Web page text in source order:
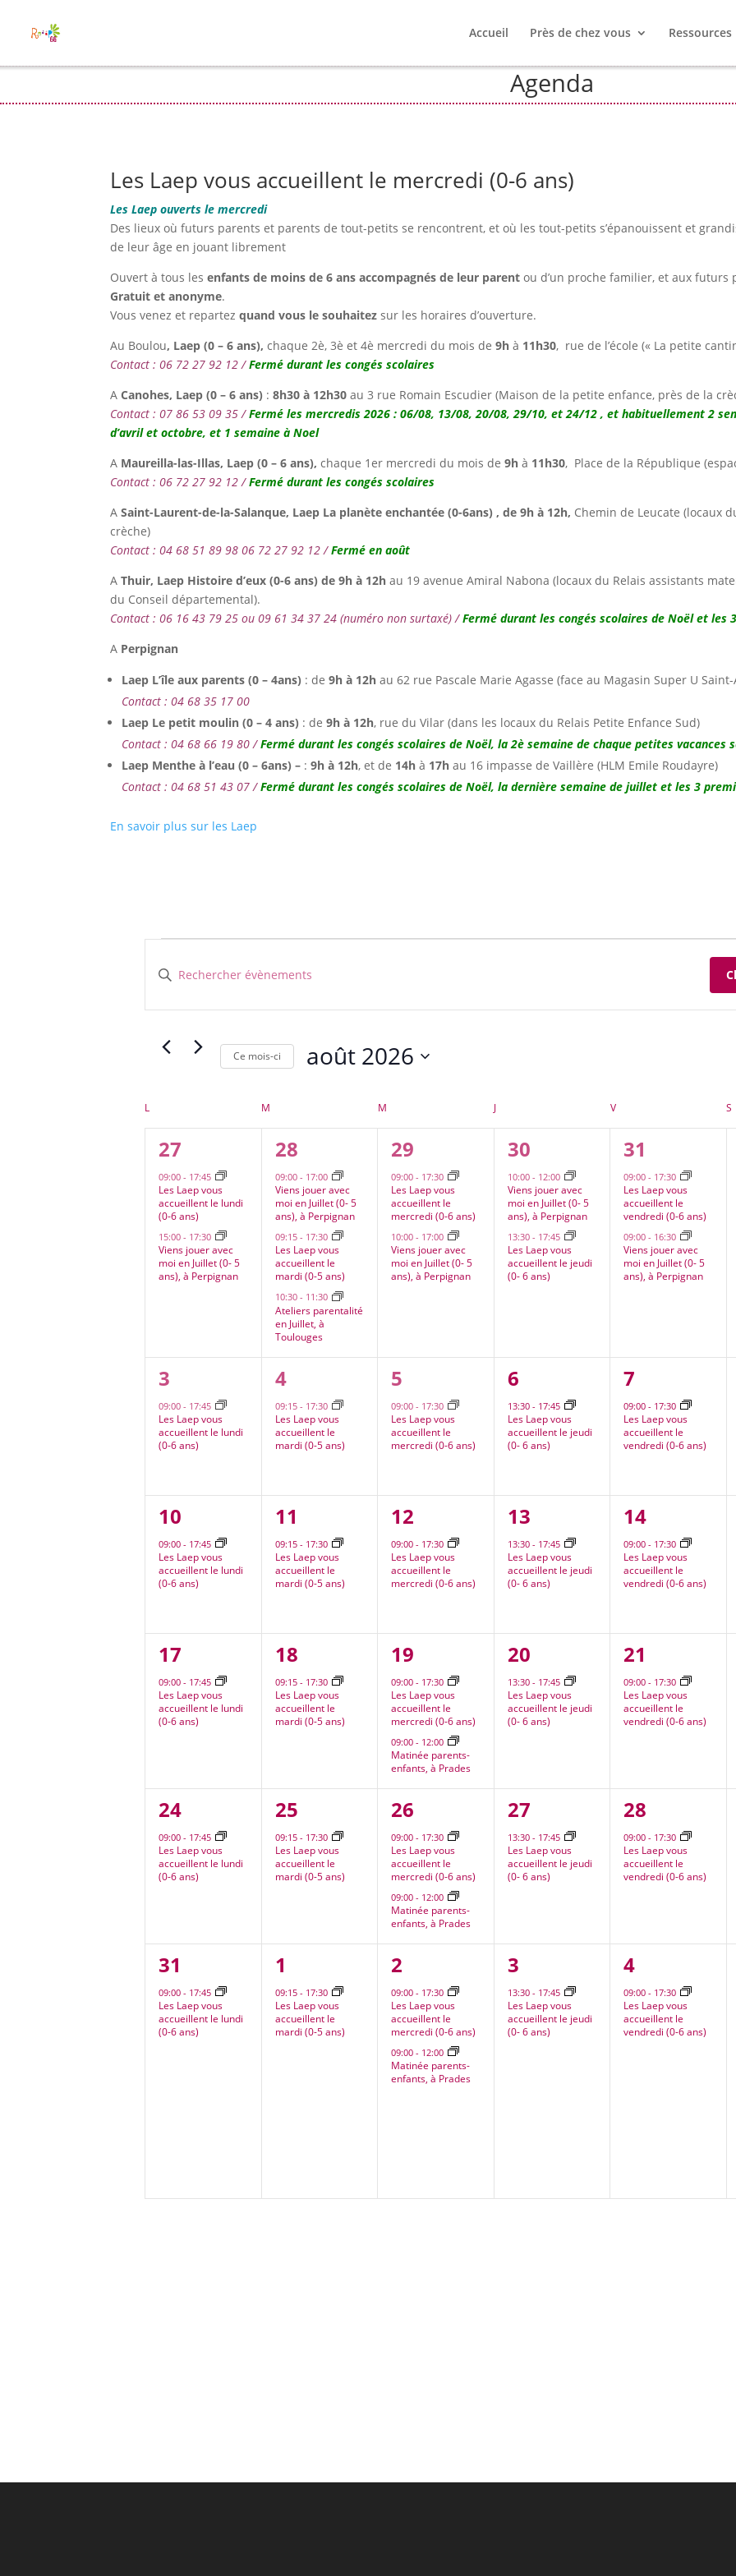
Accueil Près de chez vous Ressources
Agenda
Les Laep vous accueillent le mercredi (0-6 ans)
Les Laep ouverts le mercredi
Des lieux où futurs parents et parents de tout-petits se rencontrent, et où les tout-petits s’épanouissent et
de leur âge en jouant librement
Ouvert à tous les enfants de moins de 6 ans accompagnés de leur parent ou d’un proche familier, et aux futurs
Gratuit et anonyme.
Vous venez et repartezquand vous le souhaitez sur les horaires d’ouverture.
Au Boulou, Laep (0 – 6 ans),chaque 2è, 3è et 4è mercredi du mois de9hà 11h30, rue de l’école (« La petite
Contact : 06 72 27 92 12 /Fermé durant les congés scolaires
ACanohes, Laep (0 – 6 ans) :8h30à 12h30 au 3 rue Romain Escudier (Maison de la petite enfance, près de la
Contact : 07 86 53 09 35 /Fermé les mercredis 2026 : 06/08, 13/08, 20/08, 29/10, et 24/12 , et habituellement 2
d’avril et octobre, et 1 semaine à Noel
A Maureilla-las-Illas, Laep (0 – 6 ans),chaque 1er mercredi du mois de9hà 11h30, Place de la République
Contact : 06 72 27 92 12 /Fermé durant les congés scolaires
ASaint-Laurent-de-la-Salanque, Laep La planète enchantée (0-6ans) , de 9h à 12h, Chemin de Leucate (locaux
crèche)
Contact : 04 68 51 89 98 06 72 27 92 12 /Fermé en août
AThuir, Laep Histoire d’eux (0-6 ans) de 9h à 12h au 19 avenue Amiral Nabona (locaux du Relais assistants
du Conseil départemental).
Contact : 06 16 43 79 25 ou 09 61 34 37 24 (numéro non surtaxé) /Fermé durant les congés scolaires de Noël et les
A Perpignan
Laep L’île aux parents (0 – 4ans) : de 9h à 12h au 62 rue Pascale Marie Agasse (face au Magasin Super U Saint-
Contact : 04 68 35 17 00
Laep Le petit moulin (0 – 4 ans) : de9h à 12h, rue du Vilar (dans les locaux du Relais Petite Enfance Sud)
Contact : 04 68 66 19 80 /Fermé durant les congés scolaires de Noël,la 2è semaine de chaque petites vacances
Laep Menthe à l’eau (0 – 6ans) – :9h à 12h, et de 14h à 17hau 16 impasse de Vaillère (HLM Emile Roudayre)
Contact : 04 68 51 43 07 /Fermé durant les congés scolaires de Noël,la dernière semaine de juillet et les 3
En savoir plus sur les Laep
Évènements
Recherche
et
de
vues
Évènements
Saisir
mot-
clé.
Évènements
clé.
Ce mois-ci août 2026
Calendrier
de
Évènements
L M M J VVENDREDI S
2
évènements,
27
09:00- 17:45
Les Laep vous
accueillent le lundi
(0-6 ans)
15:00- 17:30
Viens jouer avec
moi en Juillet (0- 5
ans), à Perpignan
3
évènements,
28
09:00 - 17:00
Viens jouer avec
moi en Juillet (0- 5
ans), à Perpignan
09:15 - 17:30
Les Laep vous
accueillent le
mardi (0-5 ans)
10:30 - 11:30
Ateliers parentalité
en Juillet, à
Toulouges
2
évènements,
29
09:00- 17:30
Les Laep vous
accueillent le
mercredi (0-6 ans)
10:00- 17:00
Viens jouer avec
moi en Juillet (0- 5
ans), à Perpignan
2
évènements,
30
10:00 - 12:00
Viens jouer avec
moi en Juillet (0- 5
ans), à Perpignan
13:30 - 17:45
Les Laep vous
accueillent le jeudi
(0- 6 ans)
2
31
09:00- 17:30
Les Laep vous
accueillent le
vendredi (0-6 ans)
09:00- 16:30
Viens jouer avec
moi en Juillet (0- 5
ans), à Perpignan
1
évènement,
3
09:00- 17:45
Les Laep vous
accueillent le lundi
(0-6 ans)
1
évènement,
4
09:15 - 17:30
Les Laep vous
accueillent le
mardi (0-5 ans)
1
évènement,
5
09:00- 17:30
Les Laep vous
accueillent le
mercredi (0-6 ans)
1
évènement,
6
13:30 - 17:45
Les Laep vous
accueillent le jeudi
(0- 6 ans)
1
évènement,
7
09:00- 17:30
Les Laep vous
accueillent le
vendredi (0-6 ans)
1
évènement,
10
09:00- 17:45
Les Laep vous
accueillent le lundi
(0-6 ans)
1
évènement,
11
09:15 - 17:30
Les Laep vous
accueillent le
mardi (0-5 ans)
1
évènement,
12
09:00- 17:30
Les Laep vous
accueillent le
mercredi (0-6 ans)
1
évènement,
13
13:30 - 17:45
Les Laep vous
accueillent le jeudi
(0- 6 ans)
1
évènement,
14
09:00- 17:30
Les Laep vous
accueillent le
vendredi (0-6 ans)
1
évènement,
17
09:00- 17:45
Les Laep vous
accueillent le lundi
(0-6 ans)
1
évènement,
18
09:15 - 17:30
Les Laep vous
accueillent le
mardi (0-5 ans)
2
évènements,
19
09:00- 17:30
Les Laep vous
accueillent le
mercredi (0-6 ans)
09:00- 12:00
Matinée parents-
enfants, à Prades
1
évènement,
20
13:30 - 17:45
Les Laep vous
accueillent le jeudi
(0- 6 ans)
1
évènement,
21
09:00- 17:30
Les Laep vous
accueillent le
vendredi (0-6 ans)
1
évènement,
24
09:00- 17:45
Les Laep vous
accueillent le lundi
(0-6 ans)
1
évènement,
25
09:15 - 17:30
Les Laep vous
accueillent le
mardi (0-5 ans)
2
évènements,
26
09:00- 17:30
Les Laep vous
accueillent le
mercredi (0-6 ans)
09:00- 12:00
Matinée parents-
enfants, à Prades
1
évènement,
27
13:30 - 17:45
Les Laep vous
accueillent le jeudi
(0- 6 ans)
1
28
09:00- 17:30
Les Laep vous
accueillent le
vendredi (0-6 ans)
1
évènement,
31
09:00- 17:45
Les Laep vous
accueillent le lundi
(0-6 ans)
1
évènement,
1
09:15 - 17:30
Les Laep vous
accueillent le
mardi (0-5 ans)
2
évènements,
2
09:00- 17:30
Les Laep vous
accueillent le
mercredi (0-6 ans)
09:00- 12:00
Matinée parents-
enfants, à Prades
1
évènement,
3
13:30 - 17:45
Les Laep vous
accueillent le jeudi
(0- 6 ans)
1
4
09:00- 17:30
Les Laep vous
accueillent le
vendredi (0-6 ans)